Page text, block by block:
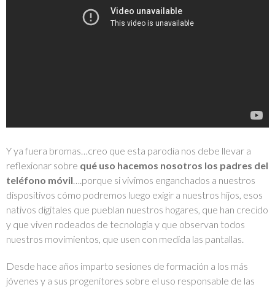
Y ya fuera bromas…creo que esta parodia nos debe llevar a
reflexionar sobre qué uso hacemos nosotros los padres del
teléfono móvil….porque si vivimos enganchados a nuestros
dispositivos cómo podremos luego exigir a nuestros hijos, esos
nativos digitales que pueblan nuestros hogares, que han crecido
y que viven rodeados de tecnología y que observan todos
nuestros movimientos, que usen con medida las pantallas.
Desde hace años imparto sesiones de formación a los más
jóvenes y a sus progenitores sobre el uso responsable de las